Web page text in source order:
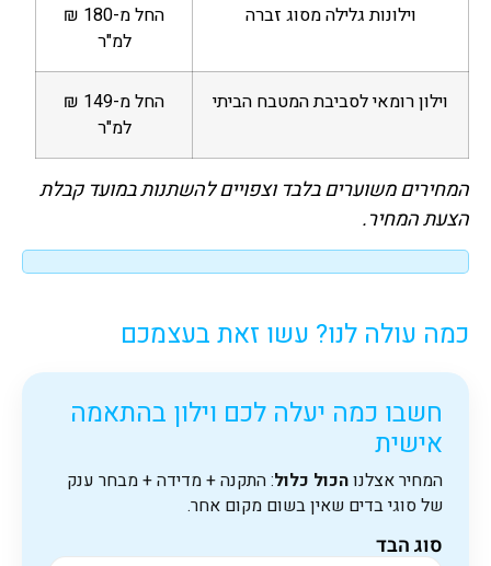
וילונות גלילה מסוג זברה
החל מ-180 ₪
למ"ר
וילון רומאי לסביבת המטבח הביתי
החל מ-149 ₪
למ"ר
המחירים משוערים בלבד וצפויים להשתנות במועד קבלת
הצעת המחיר.
כמה עולה לנו? עשו זאת בעצמכם
חשבו כמה יעלה לכם וילון בהתאמה
אישית
המחיר אצלנוהכול כלול: התקנה + מדידה + מבחר ענק
של סוגי בדים שאין בשום מקום אחר.
סוג הבד